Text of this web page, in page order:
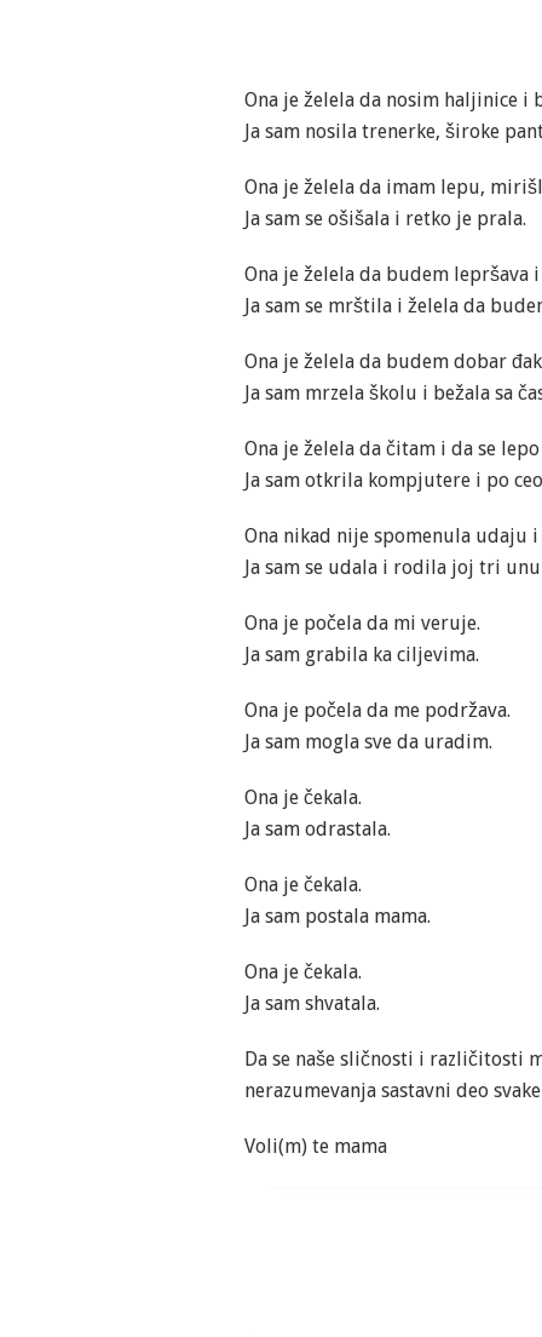
Ona je želela da nosim haljinice i
Ja sam nosila trenerke, široke
Ona je želela da imam lepu,
Ja sam se ošišala i retko je prala.
Ona je želela da budem lepršava i
Ja sam se mrštila i želela da
Ona je želela da budem dobar
Ja sam mrzela školu i bežala sa
Ona je želela da čitam i da se
Ja sam otkrila kompjutere i po
Ona nikad nije spomenula udaju i
Ja sam se udala i rodila joj tri
Ona je počela da mi veruje.
Ja sam grabila ka ciljevima.
Ona je počela da me podržava.
Ja sam mogla sve da uradim.
Ona je čekala.
Ja sam odrastala.
Ona je čekala.
Ja sam postala mama.
Ona je čekala.
Ja sam shvatala.
Da se naše sličnosti i različitosti
nerazumevanja sastavni deo
Voli(m) te mama